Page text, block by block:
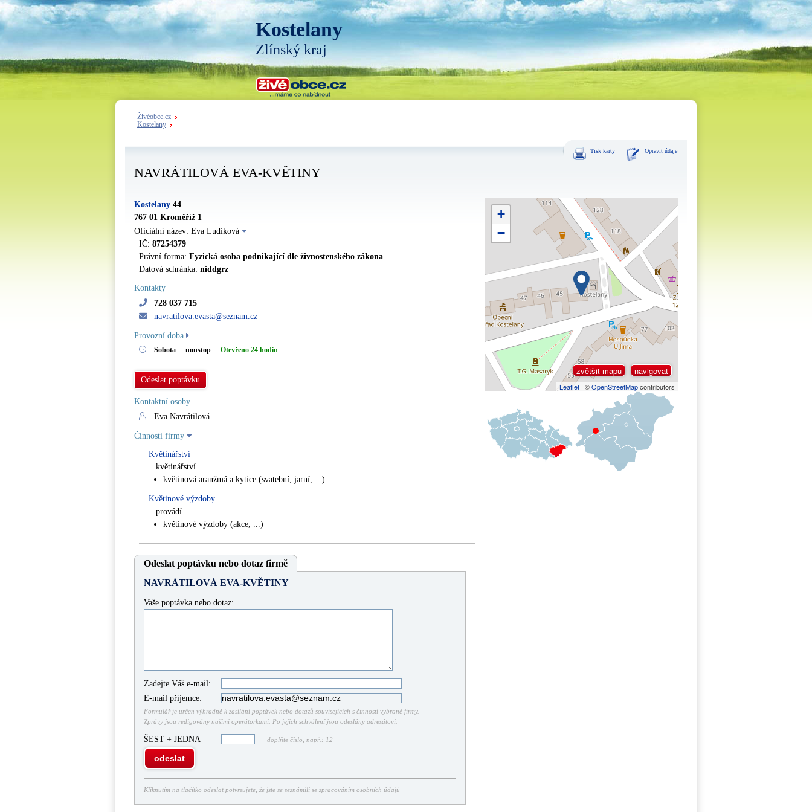
Kostelany
Zlínský kraj
Živéobce.cz
Kostelany
Tisk karty Opravit údaje
NAVRÁTILOVÁ EVA-KVĚTINY
Kostelany 44
767 01 Kroměříž 1
Oficiální název: Eva Ludíková
IČ: 87254379
Právní forma: Fyzická osoba podnikající dle živnostenského zákona
Datová schránka: niddgrz
Kontakty
728 037 715
navratilova.evasta@seznam.cz
Provozní doba
Sobota nonstop Otevřeno 24 hodin
Odeslat poptávku
Kontaktní osoby
Eva Navrátilová
Činnosti firmy
Květinářství
květinářství
květinová aranžmá a kytice (svatební, jarní, ...)
Květinové výzdoby
provádí
květinové výzdoby (akce, ...)
Odeslat poptávku nebo dotaz firmě
NAVRÁTILOVÁ EVA-KVĚTINY
Vaše poptávka nebo dotaz:
Zadejte Váš e-mail:
E-mail příjemce:
Formulář je určen výhradně k zasílání poptávek nebo dotazů souvisejících s činností vybrané firmy.
Zprávy jsou redigovány našimi operátorkami. Po jejich schválení jsou odeslány adresátovi.
ŠEST + JEDNA = doplňte číslo, např.: 12
odeslat
Kliknutím na tlačítko odeslat potvrzujete, že jste se seznámili se zpracováním osobních údajů
zvětšit mapu navigovat
+
−
Leaflet | ©OpenStreetMapcontributors